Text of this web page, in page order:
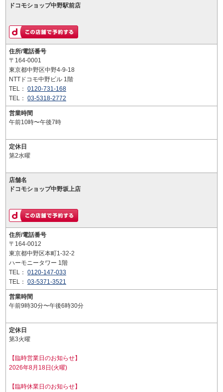
ドコモショップ中野駅前店
住所/電話番号
〒164-0001
東京都中野区中野4-9-18
NTTドコモ中野ビル 1階
TEL： 0120-731-168
TEL： 03-5318-2772
営業時間
午前10時〜午後7時
定休日
第2水曜
店舗名
ドコモショップ中野坂上店
住所/電話番号
〒164-0012
東京都中野区本町1-32-2
ハーモニータワー 1階
TEL： 0120-147-033
TEL： 03-5371-3521
営業時間
午前9時30分〜午後6時30分
定休日
第3火曜
【臨時営業日のお知らせ】
2026年8月18日(火曜)
【臨時休業日のお知らせ】